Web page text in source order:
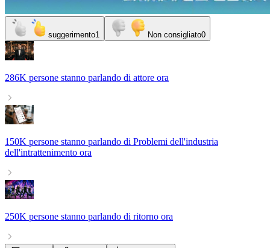
suggerimento1 Non consigliato0
286K persone stanno parlando di attore ora
150K persone stanno parlando di Problemi dell'industria
dell'intrattenimento ora
250K persone stanno parlando di ritorno ora